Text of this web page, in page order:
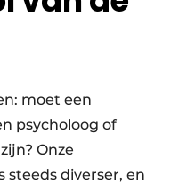
moet een
psycholoog of
Onze
diverser, en